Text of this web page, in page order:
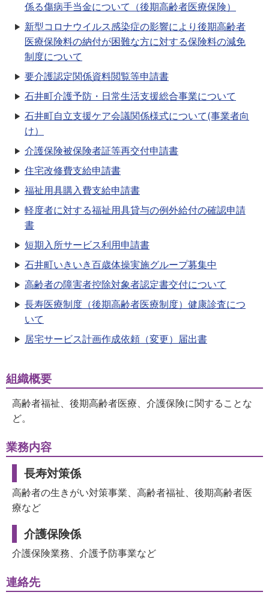
係る傷病手当金について（後期高齢者医療保険）
新型コロナウイルス感染症の影響により後期高齢者
医療保険料の納付が困難な方に対する保険料の減免
制度について
要介護認定関係資料閲覧等申請書
石井町介護予防・日常生活支援総合事業について
石井町自立支援ケア会議関係様式について(事業者向
け）
介護保険被保険者証等再交付申請書
住宅改修費支給申請書
福祉用具購入費支給申請書
軽度者に対する福祉用具貸与の例外給付の確認申請
書
短期入所サービス利用申請書
石井町いきいき百歳体操実施グループ募集中
高齢者の障害者控除対象者認定書交付について
長寿医療制度（後期高齢者医療制度）健康診査につ
いて
居宅サービス計画作成依頼（変更）届出書
組織概要
高齢者福祉、後期高齢者医療、介護保険に関することな
ど。
業務内容
長寿対策係
高齢者の生きがい対策事業、高齢者福祉、後期高齢者医
療など
介護保険係
介護保険業務、介護予防事業など
連絡先